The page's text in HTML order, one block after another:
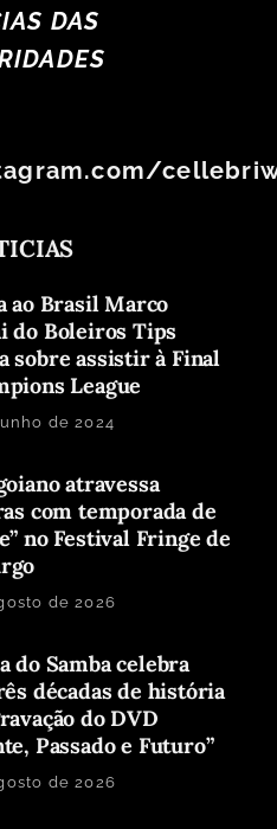
DAS
ao Brasil Marco
do Boleiros Tips
sobre assistir à Final
League
de 2024
atravessa
com temporada de
no Festival Fringe de
de 2026
do Samba celebra
décadas de história
do DVD
Passado e Futuro”
de 2026